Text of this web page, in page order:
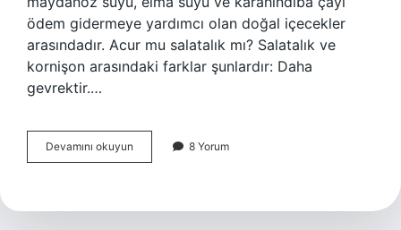
ödem gidermeye yardımcı olan doğal içecekler
arasındadır. Acur mu salatalık mı? Salatalık ve
kornişon arasındaki farklar şunlardır: Daha
gevrektir.…
Devamını okuyun
Ödem
8 Yorum